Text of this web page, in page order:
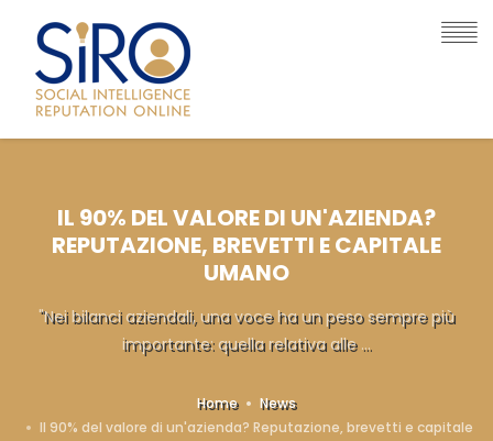
IL 90% DEL VALORE DI UN'AZIENDA?
REPUTAZIONE, BREVETTI E CAPITALE
UMANO
"Nei bilanci aziendali, una voce ha un peso sempre più
importante: quella relativa alle ...
Home
News
Il 90% del valore di un'azienda? Reputazione, brevetti e capitale